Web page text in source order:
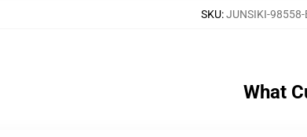
SKU:JUNSIKI-98558-
What